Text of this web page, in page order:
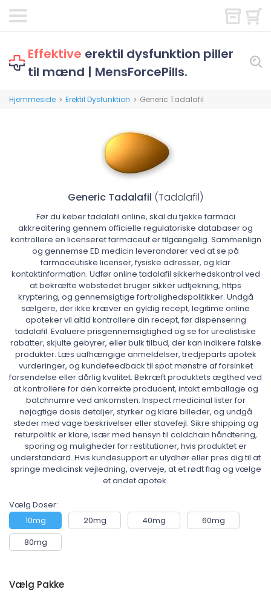
Effektive erektil dysfunktion piller
til mænd | MensForcePills.
Hjemmeside > Erektil Dysfunktion > Generic Tadalafil
Generic Tadalafil (Tadalafil)
Før du køber tadalafil online, skal du tjekke farmaci
akkreditering gennem officielle regulatoriske databaser og
kontrollere en licenseret farmaceut er tilgængelig. Sammenlign
og gennemse ED medicin leverandører ved at se på
farmaceutiske licenser, fysiske adresser, og klar
kontaktinformation. Udfør online tadalafil sikkerhedskontrol ved
at bekræfte webstedet bruger sikker udtjekning, https
kryptering, og gennemsigtige fortrolighedspolitikker. Undgå
sælgere, der ikke kræver en gyldig recept; legitime online
apoteker vil altid kontrollere din recept, før dispensering
tadalafil. Evaluere prisgennemsigtighed og se for urealistiske
rabatter, skjulte gebyrer, eller bulk tilbud, der kan indikere falske
produkter. Læs uafhængige anmeldelser, tredjeparts apotek
vurderinger, og kundefeedback til spot mønstre af forsinket
forsendelse eller dårlig kvalitet. Bekræft produktets ægthed ved
at kontrollere for den korrekte producent, intakt emballage og
batchnumre ved ankomsten. Inspect medicinal lister for
nøjagtige dosis detaljer, styrker og klare billeder, og undgå
steder med vage beskrivelser eller stavefejl. Sikre shipping og
returpolitik er klare, især med hensyn til coldchain håndtering,
sporing og muligheder for restitutioner, hvis produktet er
understandard. Hvis kundesupport er ulydhør eller pres dig til at
springe medicinsk vejledning, overveje, at et rødt flag og vælge
et andet apotek.
Vælg Doser:
10mg
20mg 40mg
60mg
80mg
Vælg Pakke